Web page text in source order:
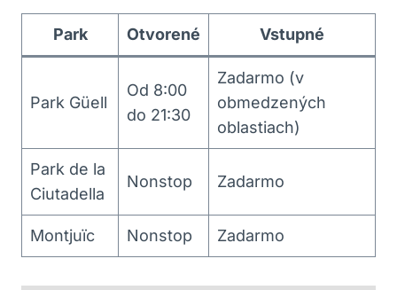
Park Otvorené Vstupné
Park Güell
Od 8:00
do 21:30
Zadarmo (v
obmedzených
oblastiach)
Park de la
Ciutadella
Nonstop Zadarmo
Montjuïc Nonstop Zadarmo